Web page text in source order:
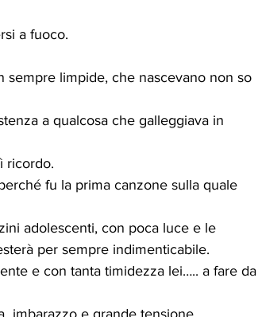
a fuoco.
sempre limpide, che nascevano non so
a qualcosa che galleggiava in
ricordo.
fu la prima canzone sulla quale
adolescenti, con poca luce e le
per sempre indimenticabile.
e con tanta timidezza lei….. a fare da
imbarazzo e grande tensione.